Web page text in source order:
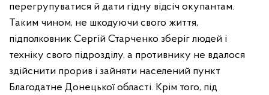
перегрупуватися й дати гідну відсіч окупантам.
Таким чином, не шкодуючи свого життя,
підполковник Сергій Старченко зберіг людей і
техніку свого підрозділу, а противнику не вдалося
здійснити прорив і зайняти населений пункт
Благодатне Донецької області. Крім того, під